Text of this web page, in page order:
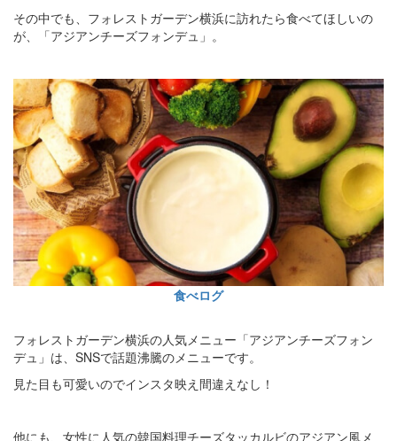
その中でも、フォレストガーデン横浜に訪れたら食べてほしいの
が、「アジアンチーズフォンデュ」。
食べログ
フォレストガーデン横浜の人気メニュー「アジアンチーズフォン
デュ」は、SNSで話題沸騰のメニューです。
見た目も可愛いのでインスタ映え間違えなし！
他にも、女性に人気の韓国料理チーズタッカルビのアジアン風メ